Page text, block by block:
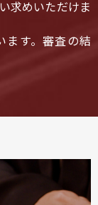
求めいただけま
ます。審査の結